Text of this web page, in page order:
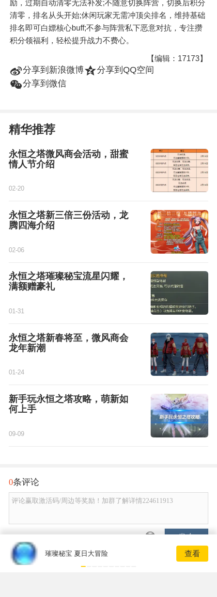
励，过期自动清零无法补发;不随意切换阵营，切换后积分
清零，排名从头开始;休闲玩家无需冲顶尖排名，维持基础
排名即可白嫖核心buff;不参与阵营私下恶意对抗，专注攒
积分领福利，轻松提升战力不费心。
【编辑：17173】
t分享到新浪微博z分享到QQ空间
w分享到微信
精华推荐
永恒之塔微风商会活动，甜蜜
情人节介绍
02-20
永恒之塔新三倍三份活动，龙
腾四海介绍
02-06
永恒之塔璀璨秘宝流星闪耀，
满额赠豪礼
01-31
永恒之塔新春将至，微风商会
龙年新潮
01-24
新手玩永恒之塔攻略，萌新如
何上手
09-09
0条评论
评论赢取激活码/周边等奖励！加群了解详情224611913
发布
璀璨秘宝 夏日大冒险 查看